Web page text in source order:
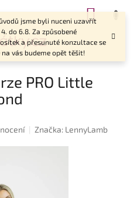
jsme byli nuceni uzavřít
do 6.8. Za způsobené
a přesunuté konzultace se
vás budeme opět těšit!
PRO Little
Značka: LennyLamb